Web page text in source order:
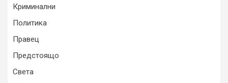
Криминални
Политика
Правец
Предстоящо
Света